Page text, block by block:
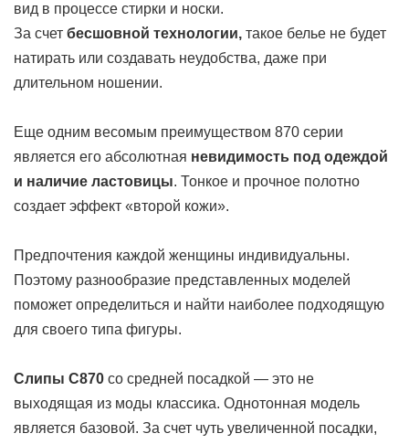
вид в процессе стирки и носки.
За счет бесшовной технологии, такое белье не будет
натирать или создавать неудобства, даже при
длительном ношении.
Еще одним весомым преимуществом 870 серии
является его абсолютная невидимость под одеждой
и наличие ластовицы. Тонкое и прочное полотно
создает эффект «второй кожи».
Предпочтения каждой женщины индивидуальны.
Поэтому разнообразие представленных моделей
поможет определиться и найти наиболее подходящую
для своего типа фигуры.
Слипы C870 со средней посадкой — это не
выходящая из моды классика. Однотонная модель
является базовой. За счет чуть увеличенной посадки,